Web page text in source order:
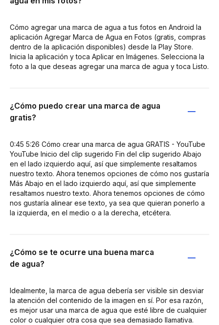
Cómo agregar una marca de agua a tus fotos en Android la
aplicación Agregar Marca de Agua en Fotos (gratis, compras
dentro de la aplicación disponibles) desde la Play Store.
Inicia la aplicación y toca Aplicar en Imágenes. Selecciona la
foto a la que deseas agregar una marca de agua y toca Listo.
¿Cómo puedo crear una marca de agua
gratis?
0:45 5:26 Cómo crear una marca de agua GRATIS - YouTube
YouTube Inicio del clip sugerido Fin del clip sugerido Abajo
en el lado izquierdo aquí, así que simplemente resaltamos
nuestro texto. Ahora tenemos opciones de cómo nos gustaría
Más Abajo en el lado izquierdo aquí, así que simplemente
resaltamos nuestro texto. Ahora tenemos opciones de cómo
nos gustaría alinear ese texto, ya sea que quieran ponerlo a
la izquierda, en el medio o a la derecha, etcétera.
¿Cómo se te ocurre una buena marca
de agua?
Idealmente, la marca de agua debería ser visible sin desviar
la atención del contenido de la imagen en sí. Por esa razón,
es mejor usar una marca de agua que esté libre de cualquier
color o cualquier otra cosa que sea demasiado llamativa.